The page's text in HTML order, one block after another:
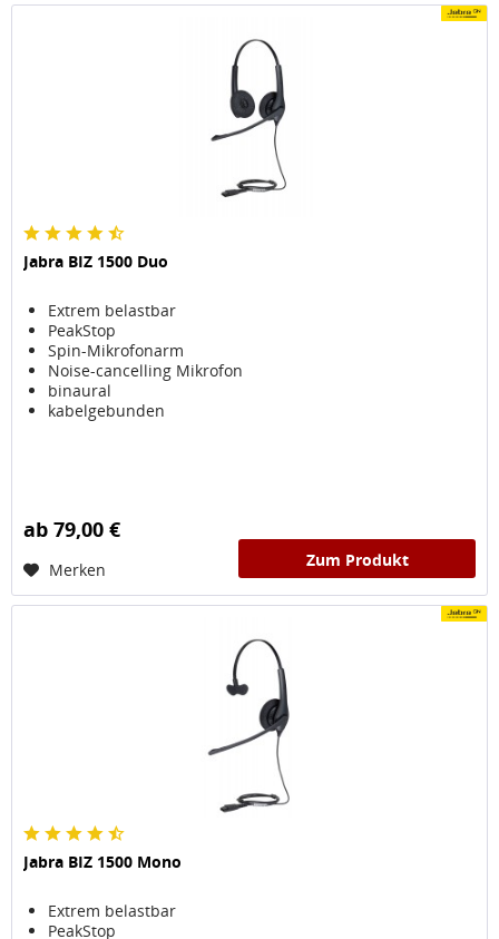
Jabra BIZ 1500 Duo
Extrem belastbar
PeakStop
Spin-Mikrofonarm
Noise-cancelling Mikrofon
binaural
kabelgebunden
ab 79,00 €
Merken Zum Produkt
Jabra BIZ 1500 Mono
Extrem belastbar
PeakStop